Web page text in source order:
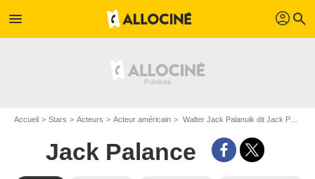
menu profil search
Accueil Stars Acteurs Acteur américain Walter Jack Palanuik dit Jack Palance
Jack Palance